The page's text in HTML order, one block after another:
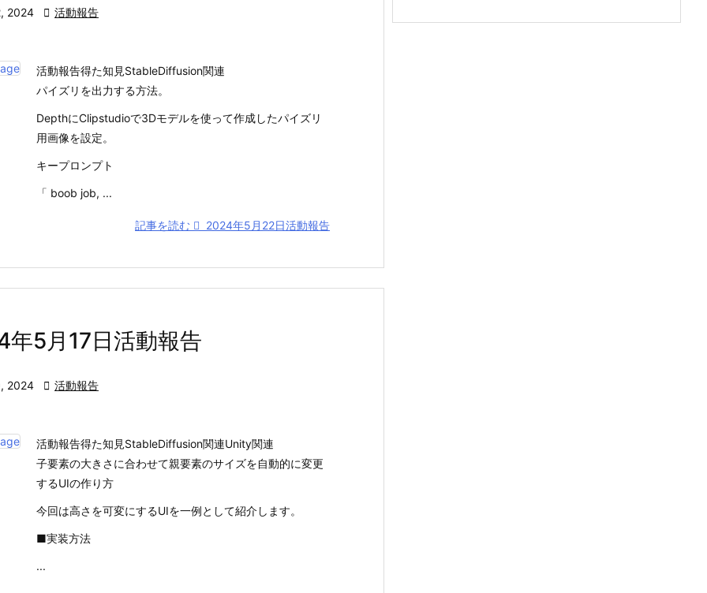
2024  活動報告
活動報告得た知見StableDiffusion関連
パイズリを出力する方法。
DepthにClipstudioで3Dモデルを使って作成したパイズリ
用画像を設定。
キープロンプト
「 boob job, ...
記事を読む 2024年5月22日活動報告
年5月17日活動報告
2024  活動報告
活動報告得た知見StableDiffusion関連Unity関連
子要素の大きさに合わせて親要素のサイズを自動的に変更
するUIの作り方
今回は高さを可変にするUIを一例として紹介します。
■実装方法
...